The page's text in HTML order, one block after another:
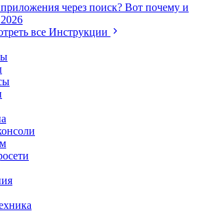
через поиск? Вот почему и
все Инструкции